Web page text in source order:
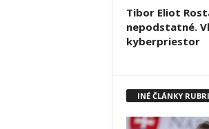
Tibor Eliot
nepodstatné.
kyberpriestor
INÉ ČLÁNKY